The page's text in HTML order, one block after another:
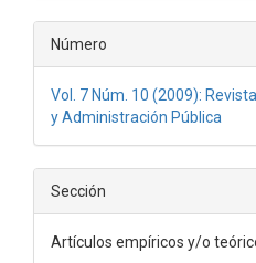
Número
Vol. 7 Núm. 10 (2009):
y Administración Pública
Sección
Artículos empíricos y/o